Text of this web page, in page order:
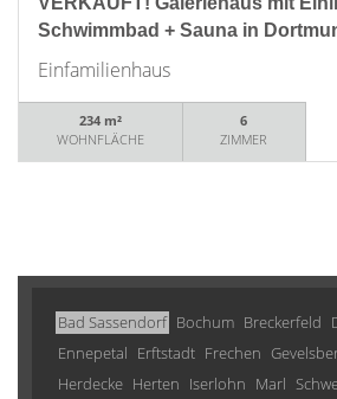
Schwimmbad + Sauna in
Einfamilienhaus
234 m²
WOHNFLÄCHE
6
ZIMMER
Bad Sassendorf Bochum Breckerfeld
Ennepetal Erftstadt Frechen
Herdecke Herten Iserlohn Marl